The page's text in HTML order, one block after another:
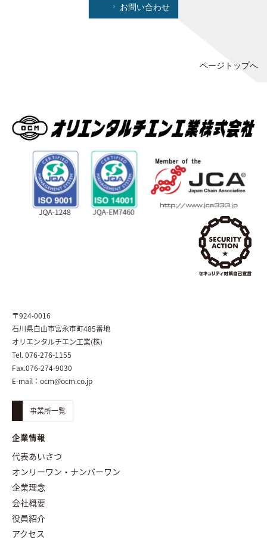
お問い合わせ
ページトップへ
〒924-0016
石川県白山市宮永市町485番地
オリエンタルチエン工業(株)
Tel. 076-276-1155
Fax.076-274-9030
E-mail： ocm@ocm.co.jp
事業所一覧
企業情報
代表あいさつ
オンリーワン・ナンバーワン
企業理念
会社概要
役員紹介
アクセス